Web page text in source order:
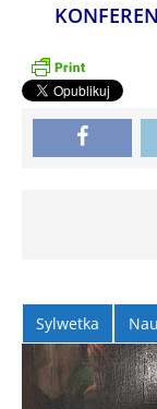
Sylwetka